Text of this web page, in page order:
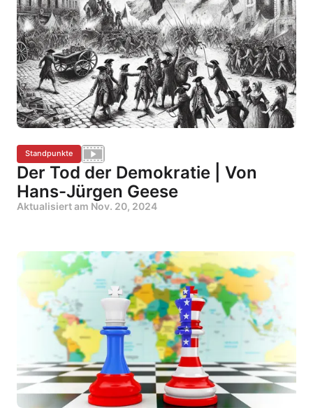
Standpunkte
Der Tod der Demokratie | Von
Hans-Jürgen Geese
Aktualisiert am Nov. 20, 2024